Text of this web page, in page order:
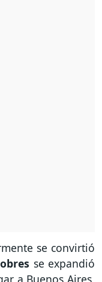
se convirtió
se expandió
a Buenos Aires,